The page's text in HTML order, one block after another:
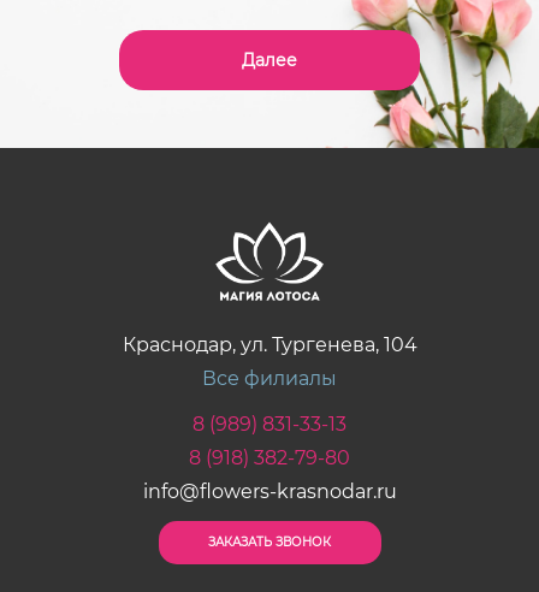
Далее
Краснодар, ул. Тургенева, 104
Все филиалы
8 (989) 831-33-13
8 (918) 382-79-80
info@flowers-krasnodar.ru
ЗАКАЗАТЬ ЗВОНОК